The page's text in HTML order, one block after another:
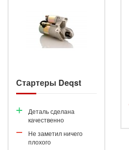
Стартеры Deqst
Деталь сделана
качественно
Не заметил ничего
плохого